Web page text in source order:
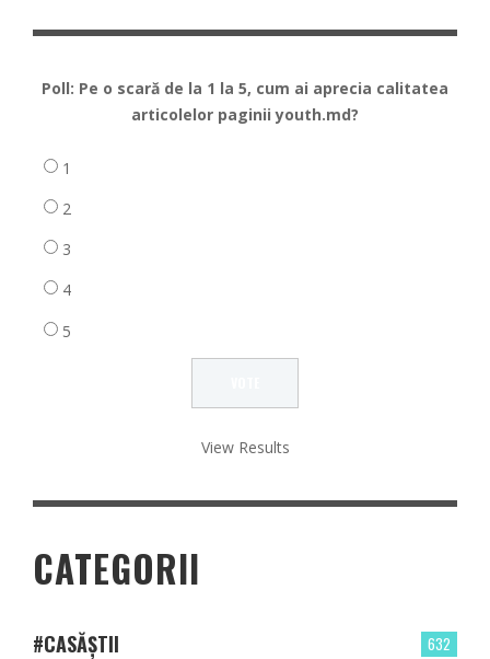
Poll: Pe o scară de la 1 la 5, cum ai aprecia calitatea
articolelor paginii youth.md?
1
2
3
4
5
View Results
CATEGORII
632
#CASĂȘTII